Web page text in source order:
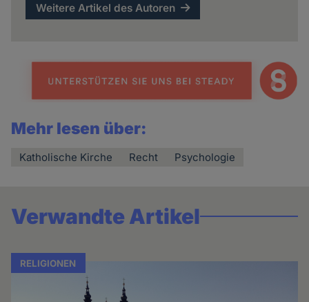
Weitere Artikel des Autoren
Mehr lesen über:
Katholische Kirche Recht Psychologie
Verwandte Artikel
RELIGIONEN